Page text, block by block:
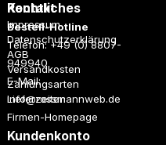
Rechtliches
Impressum
Datenschutzerklärung
AGB
Versandkosten
Zahlungsarten
Lieferzeiten
Kundenkonto
Kontakt
Bestell-Hotline
Telefon: +49 (0) 8807-
949940
E-Mail:
info@rossmannweb.de
Firmen-Homepage